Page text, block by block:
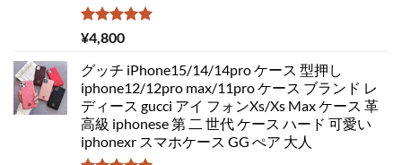
5段階中
5.00
¥4,800
グッチ iPhone15/14/14pro ケース 型押し
iphone12/12pro max/11pro ケース ブランド レ
ディース gucci アイ フォンXs/Xs Max ケース 革
高級 iphonese 第 二 世代 ケース ハード 可愛い
iphonexr スマホケース GG ぺア 大人